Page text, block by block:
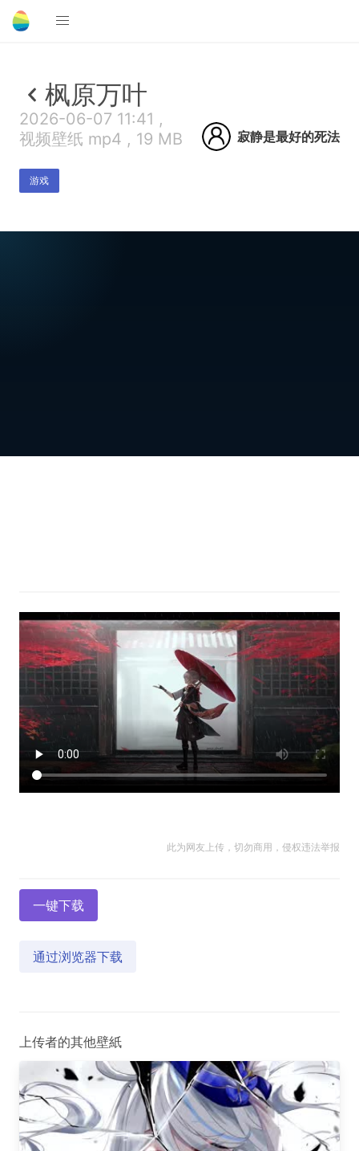
枫原万叶
2026-06-07 11:41 ,
视频壁纸 mp4 , 19 MB
游戏
寂静是最好的死法
此为网友上传，切勿商用，侵权违法举报
一键下载
通过浏览器下载
上传者的其他壁紙